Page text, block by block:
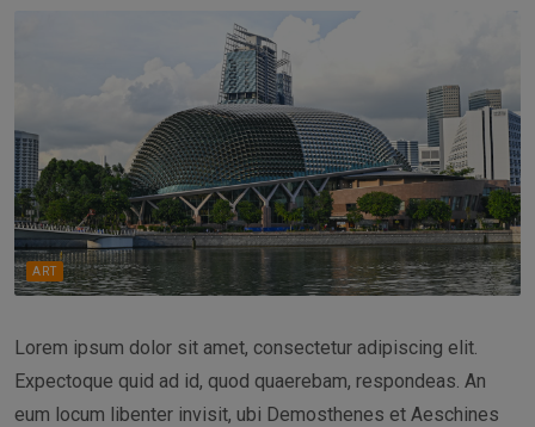
ART
Lorem ipsum dolor sit amet, consectetur adipiscing elit.
Expectoque quid ad id, quod quaerebam, respondeas. An
eum locum libenter invisit, ubi Demosthenes et Aeschines